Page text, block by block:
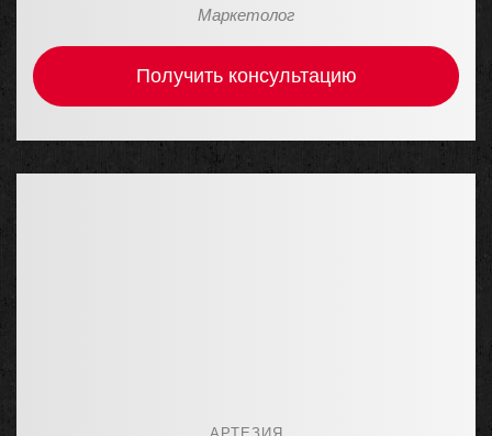
Маркетолог
Получить консультацию